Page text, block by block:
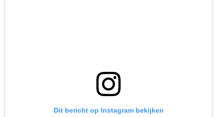
Dit bericht op Instagram bekijken